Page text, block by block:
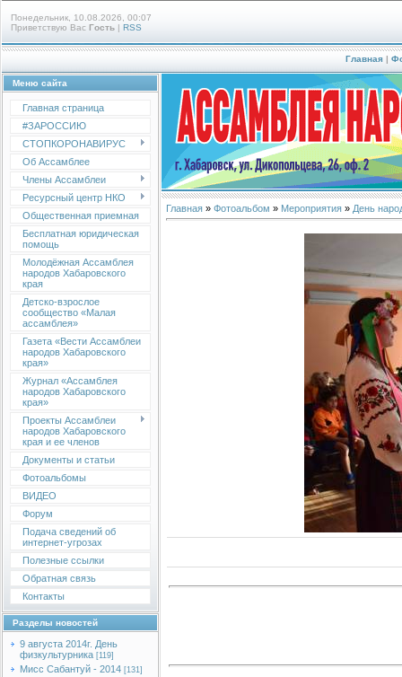
Понедельник, 10.08.2026, 00:07
Приветствую Вас Гость | RSS
Главная |
Меню сайта
Главная страница
#ЗАРОССИЮ
СТОПКОРОНАВИРУС
Об Ассамблее
Члены Ассамблеи
Ресурсный центр НКО
Общественная приемная
Бесплатная юридическая
помощь
Молодёжная Ассамблея
народов Хабаровского
края
Детско-взрослое
сообщество «Малая
ассамблея»
Газета «Вести Ассамблеи
народов Хабаровского
края»
Журнал «Ассамблея
народов Хабаровского
края»
Проекты Ассамблеи
народов Хабаровского
края и ее членов
Документы и статьи
Фотоальбомы
ВИДЕО
Форум
Подача сведений об
интернет-угрозах
Полезные ссылки
Обратная связь
Контакты
Разделы новостей
9 августа 2014г. День
физкультурника [119]
Мисс Сабантуй - 2014 [131]
Главная » Фотоальбом » Мероприятия » День